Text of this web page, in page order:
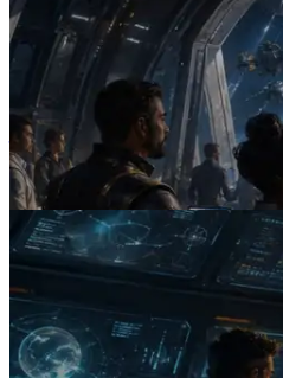
2026.07.04
ERPC 發布支援
— AI Agent 按需為
閱讀此文章